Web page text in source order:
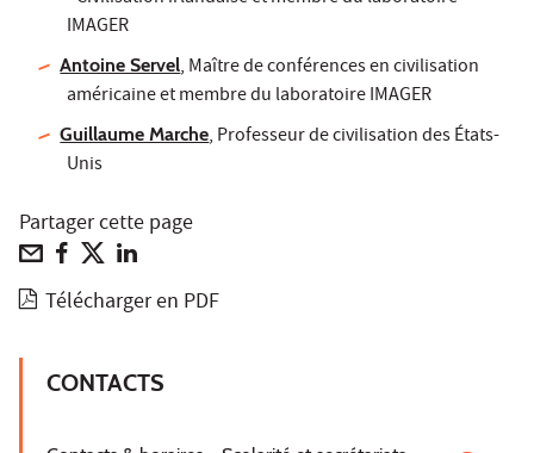
IMAGER
Antoine Servel, Maître de conférences en civilisation
américaine et membre du laboratoire IMAGER
Guillaume Marche, Professeur de civilisation des États-
Unis
Partager cette page
Télécharger en PDF
CONTACTS